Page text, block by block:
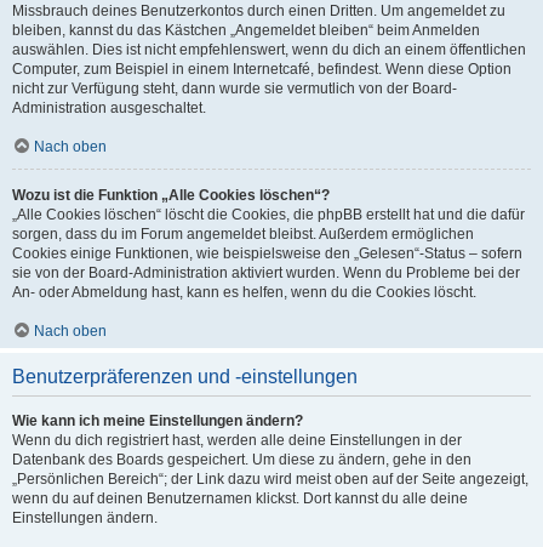
Missbrauch deines Benutzerkontos durch einen Dritten. Um angemeldet zu
bleiben, kannst du das Kästchen „Angemeldet bleiben“ beim Anmelden
auswählen. Dies ist nicht empfehlenswert, wenn du dich an einem öffentlichen
Computer, zum Beispiel in einem Internetcafé, befindest. Wenn diese Option
nicht zur Verfügung steht, dann wurde sie vermutlich von der Board-
Administration ausgeschaltet.
Nach oben
Wozu ist die Funktion „Alle Cookies löschen“?
„Alle Cookies löschen“ löscht die Cookies, die phpBB erstellt hat und die dafür
sorgen, dass du im Forum angemeldet bleibst. Außerdem ermöglichen
Cookies einige Funktionen, wie beispielsweise den „Gelesen“-Status – sofern
sie von der Board-Administration aktiviert wurden. Wenn du Probleme bei der
An- oder Abmeldung hast, kann es helfen, wenn du die Cookies löscht.
Nach oben
Benutzerpräferenzen und -einstellungen
Wie kann ich meine Einstellungen ändern?
Wenn du dich registriert hast, werden alle deine Einstellungen in der
Datenbank des Boards gespeichert. Um diese zu ändern, gehe in den
„Persönlichen Bereich“; der Link dazu wird meist oben auf der Seite angezeigt,
wenn du auf deinen Benutzernamen klickst. Dort kannst du alle deine
Einstellungen ändern.